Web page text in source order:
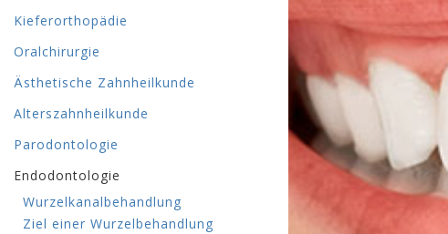
Kieferorthopädie
Oralchirurgie
Ästhetische Zahnheilkunde
Alterszahnheilkunde
Parodontologie
Endodontologie
Wurzelkanalbehandlung
Ziel einer Wurzelbehandlung